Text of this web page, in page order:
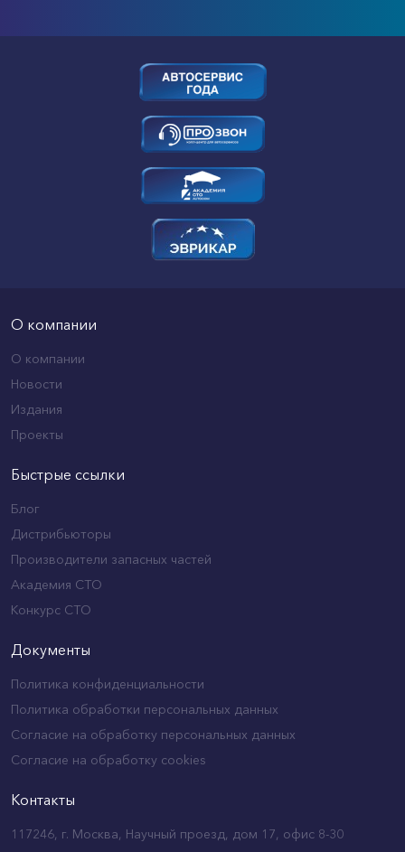
О компании
О компании
Новости
Издания
Проекты
Быстрые ссылки
Блог
Дистрибьюторы
Производители запасных частей
Академия СТО
Конкурс СТО
Документы
Политика конфиденциальности
Политика обработки персональных данных
Согласие на обработку персональных данных
Согласие на обработку cookies
Контакты
117246, г. Москва, Научный проезд, дом 17, офис 8-30